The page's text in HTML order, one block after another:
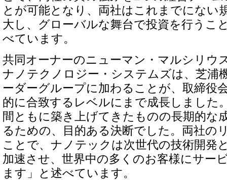
とが可能となり、両社はこれまでにない
大し、グローバルな舞台で投資を行うこ
べています。
共同オーナーのニューマン・マルシリウ
ナノテクノロジー・システムズは、芝浦
ーダーグループに加わることが、取締役
的に合致するレベルにまで成長しました
間ともに築き上げてきたものの長期的な
るための、目的ある決断でした。両社の
ことで、ナノテックは次世代の技術開発
加速させ、世界中の多くのお客様にサー
ます」と述べています。